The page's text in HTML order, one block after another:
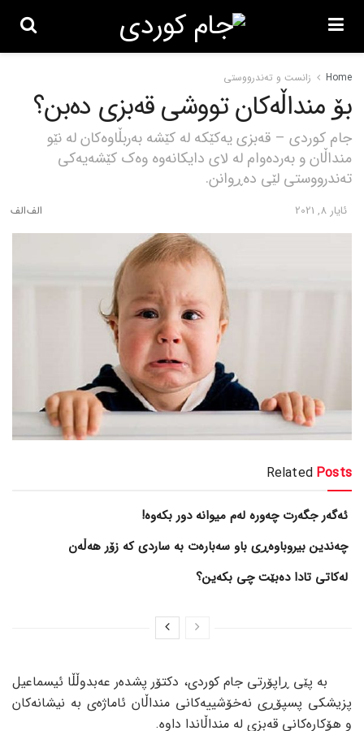
Home زانست و تەندرووستی
بۆ منداڵەکان تووشی قەبزی دەبن؟
جام کوردی – قەبزی یەکێکە لە کێشە بەربڵاوەکان لە نێو
منداڵان و بەردەوام لە لای دایکانەوە وەک کێشەیەکی
تەندرووستی لێی دەڕوانن.
ئایار 8, 2021
Related Posts
ئەگەر جگەرت چەورە لەم میوانە دور بکەوە!
چەندین بیروباوەڕی باو سەبارەت بە ساردی کە زۆر هەڵەن
لەکاتی تادا دەبێت چی بکەین؟
بە پێی ڕاپۆرتی جام کوردی، دکتۆر پشدەر عەبدوڵڵا ئیسماعیل
پزیشکی پسپۆڕی نەخۆشییەکانی منداڵان ئاماژەی بە نیشانەکان
و هۆکارەکانی قەبزی لە منداڵاندا داوە.